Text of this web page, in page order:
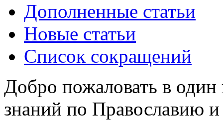
Дополненные статьи
Новые статьи
Список сокращений
Добро пожаловать в
знаний по Православию